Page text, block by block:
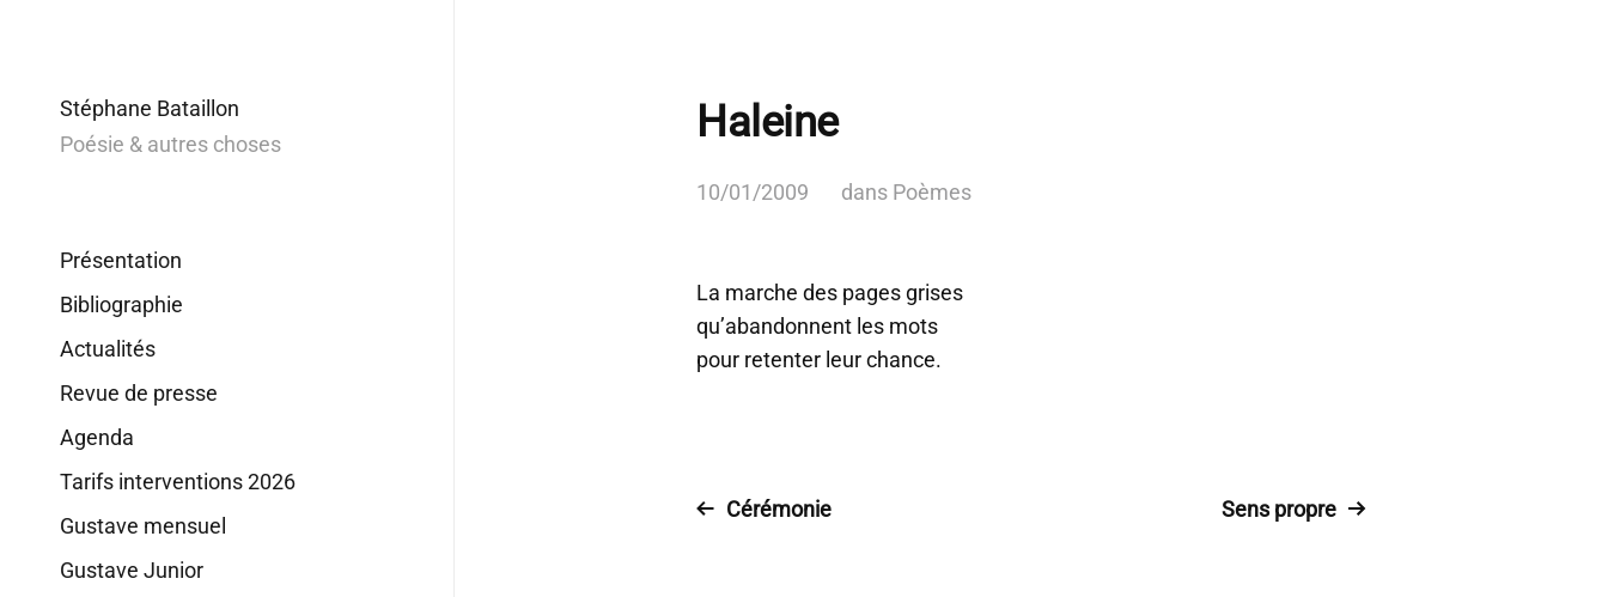
Stéphane Bataillon
Poésie & autres choses
Présentation
Bibliographie
Actualités
Revue de presse
Agenda
Tarifs interventions 2026
Gustave mensuel
Gustave Junior
Haleine
10/01/2009 dans Poèmes
La marche des pages grises
qu’abandonnent les mots
pour retenter leur chance.
Cérémonie Sens propre